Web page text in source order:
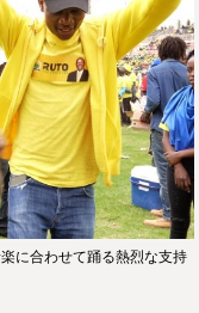
に合わせて踊る熱烈な支持